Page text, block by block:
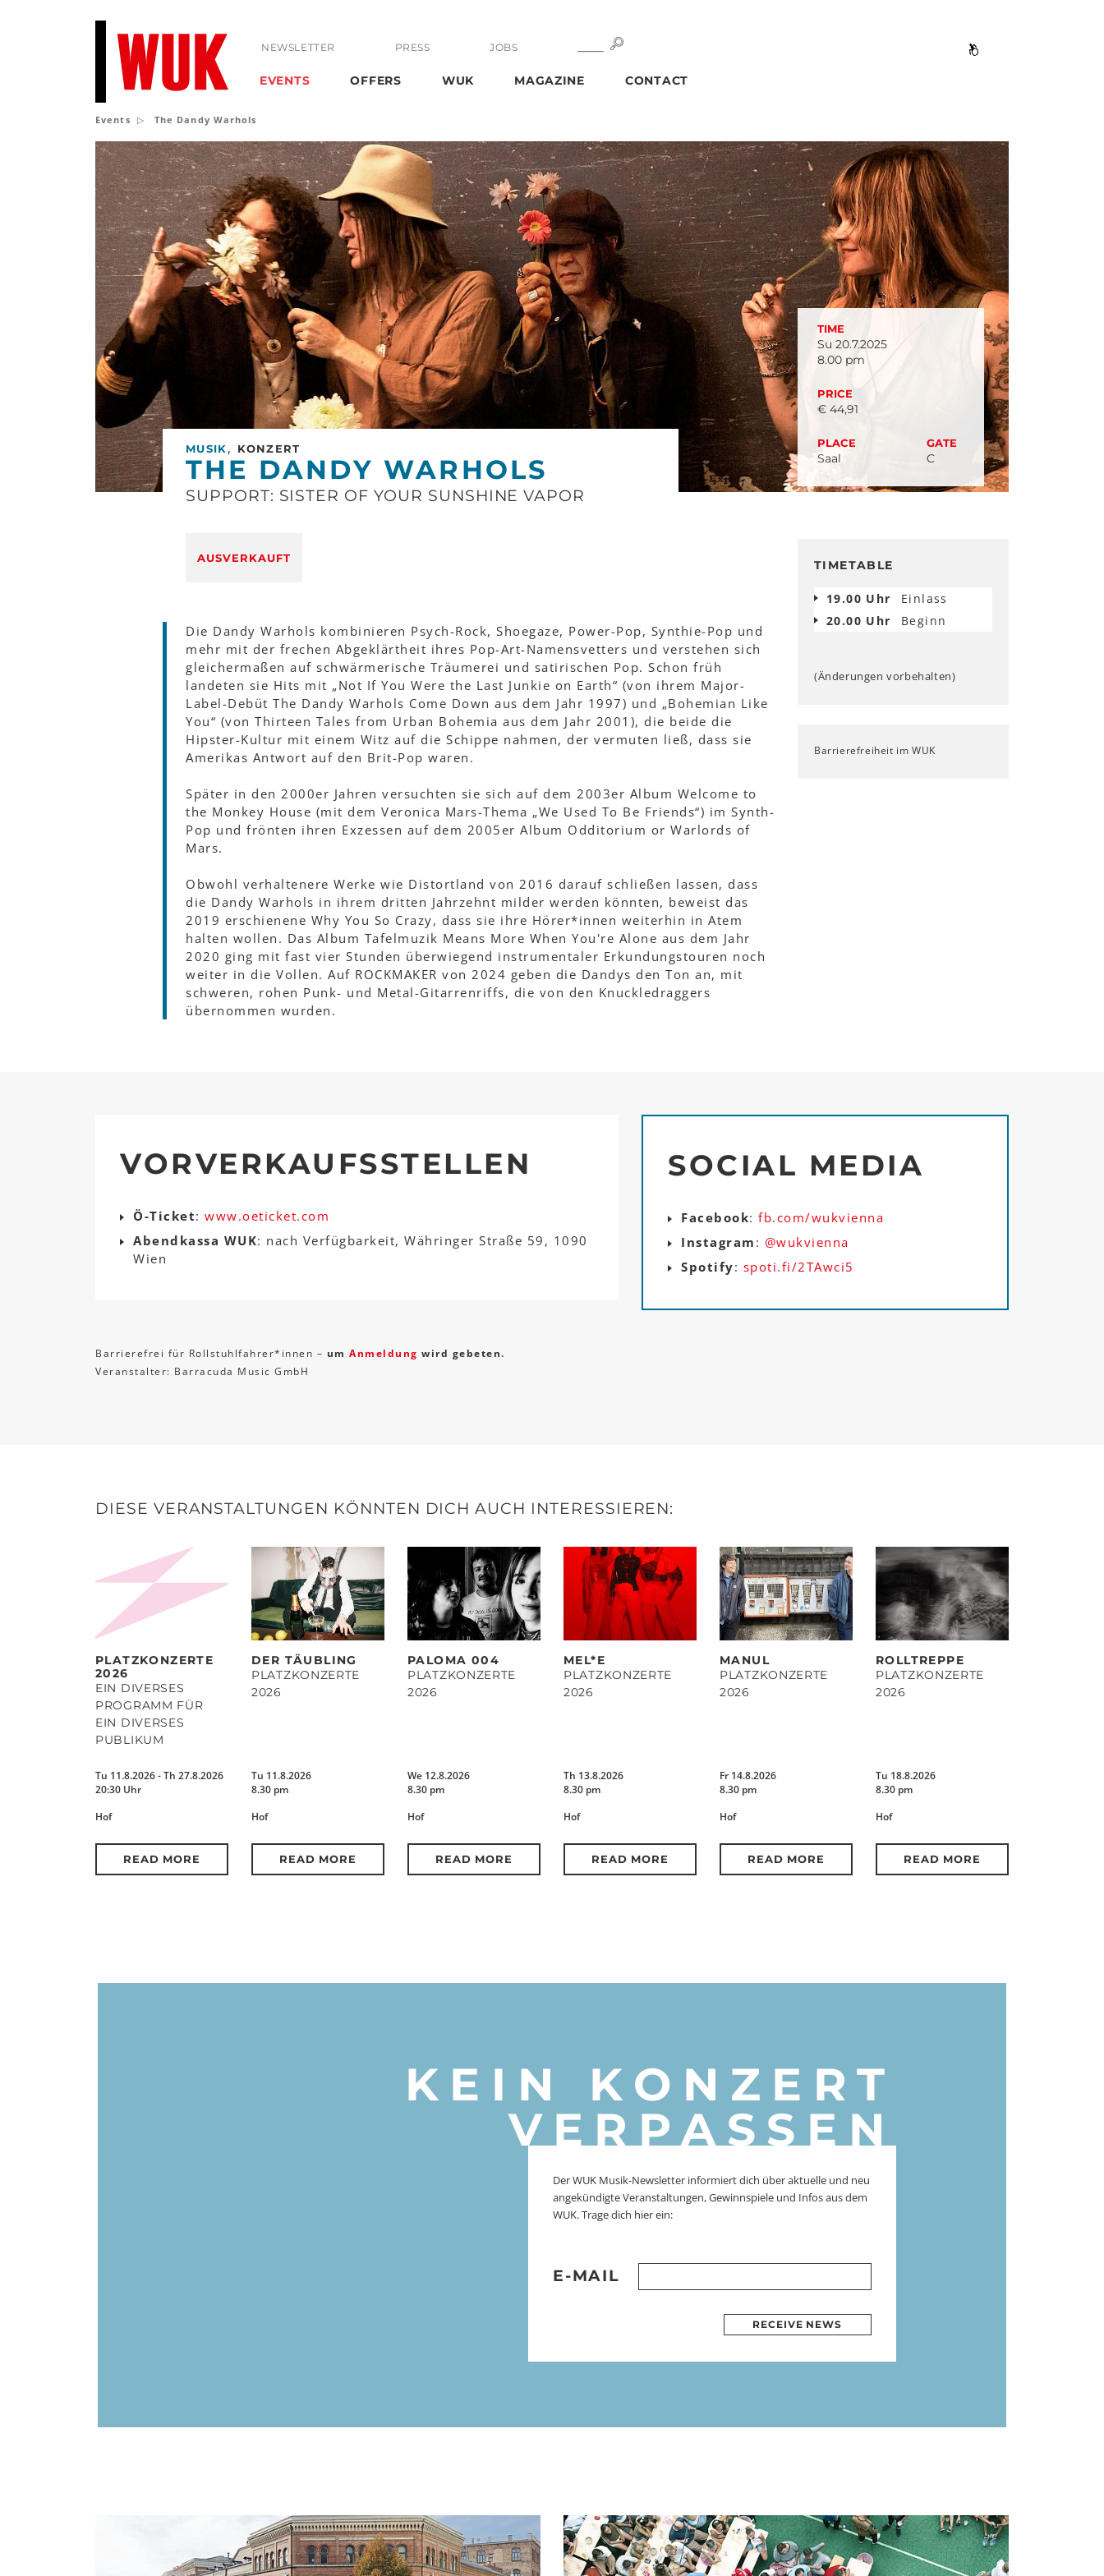
NEWSLETTER PRESS JOBS SEARCH
EVENTS OFFERS WUK MAGAZINE CONTACT
Events The Dandy Warhols
TIME
Su 20.7.2025
8.00 pm
PRICE
€ 44,91
PLACE
Saal
GATE
C
MUSIK, KONZERT
THE DANDY WARHOLS
SUPPORT: SISTER OF YOUR SUNSHINE VAPOR
AUSVERKAUFT
Die Dandy Warhols kombinieren Psych-Rock, Shoegaze, Power-Pop, Synthie-Pop und
mehr mit der frechen Abgeklärtheit ihres Pop-Art-Namensvetters und verstehen sich
gleichermaßen auf schwärmerische Träumerei und satirischen Pop. Schon früh
landeten sie Hits mit „Not If You Were the Last Junkie on Earth“ (von ihrem Major-
Label-Debüt The Dandy Warhols Come Down aus dem Jahr 1997) und „Bohemian Like
You“ (von Thirteen Tales from Urban Bohemia aus dem Jahr 2001), die beide die
Hipster-Kultur mit einem Witz auf die Schippe nahmen, der vermuten ließ, dass sie
Amerikas Antwort auf den Brit-Pop waren.
Später in den 2000er Jahren versuchten sie sich auf dem 2003er Album Welcome to
the Monkey House (mit dem Veronica Mars-Thema „We Used To Be Friends“) im Synth-
Pop und frönten ihren Exzessen auf dem 2005er Album Odditorium or Warlords of
Mars.
Obwohl verhaltenere Werke wie Distortland von 2016 darauf schließen lassen, dass
die Dandy Warhols in ihrem dritten Jahrzehnt milder werden könnten, beweist das
2019 erschienene Why You So Crazy, dass sie ihre Hörer*innen weiterhin in Atem
halten wollen. Das Album Tafelmuzik Means More When You're Alone aus dem Jahr
2020 ging mit fast vier Stunden überwiegend instrumentaler Erkundungstouren noch
weiter in die Vollen. Auf ROCKMAKER von 2024 geben die Dandys den Ton an, mit
schweren, rohen Punk- und Metal-Gitarrenriffs, die von den Knuckledraggers
übernommen wurden.
TIMETABLE
19.00 Uhr
Einlass
20.00 Uhr
Beginn
(Änderungen vorbehalten)
Barrierefreiheit im WUK
VORVERKAUFSSTELLEN
Ö-Ticket: www.oeticket.com
Abendkassa WUK: nach Verfügbarkeit, Währinger Straße 59, 1090
Wien
Barrierefrei für Rollstuhlfahrer*innen – um Anmeldung wird gebeten.
Veranstalter: Barracuda Music GmbH
SOCIAL MEDIA
Facebook: fb.com/wukvienna
Instagram : @wukvienna
Spotify: spoti.fi/2TAwci5
DIESE VERANSTALTUNGEN KÖNNTEN DICH AUCH INTERESSIEREN:
PLATZKONZERTE
2026
EIN DIVERSES
PROGRAMM FÜR
EIN DIVERSES
PUBLIKUM
Tu 11.8.2026 - Th 27.8.2026
20:30 Uhr
Hof
READ MORE
DER TÄUBLING
PLATZKONZERTE
2026
Tu 11.8.2026
8.30 pm
Hof
READ MORE
PALOMA 004
PLATZKONZERTE
2026
We 12.8.2026
8.30 pm
Hof
READ MORE
MEL*E
PLATZKONZERTE
2026
Th 13.8.2026
8.30 pm
Hof
READ MORE
MANUL
PLATZKONZERTE
2026
Fr 14.8.2026
8.30 pm
Hof
READ MORE
ROLLTREPPE
PLATZKONZERTE
2026
Tu 18.8.2026
8.30 pm
Hof
READ MORE
KEIN KONZERT
VERPASSEN
Der WUK Musik-Newsletter informiert dich über aktuelle und neu
angekündigte Veranstaltungen, Gewinnspiele und Infos aus dem
WUK. Trage dich hier ein:
E-MAIL
RECEIVE NEWS